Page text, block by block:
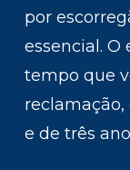
por
essencial.
tempo que
e de três